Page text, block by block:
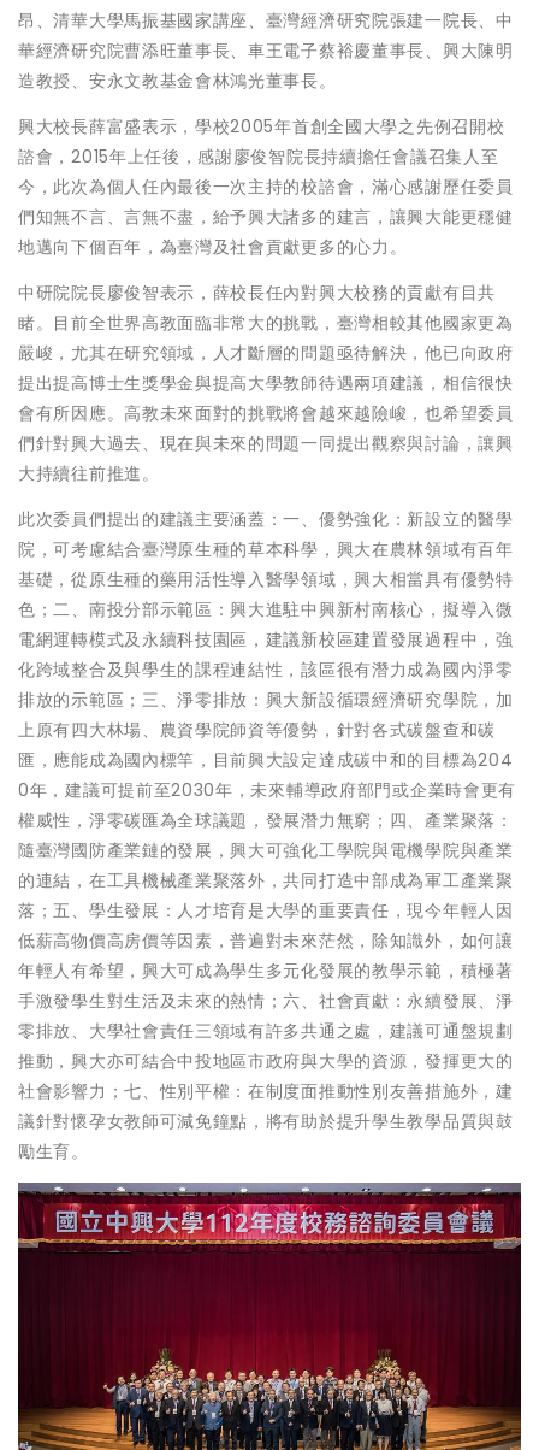
昂、清華大學馬振基國家講座、臺灣經濟研究院張建一院長、中
華經濟研究院曹添旺董事長、車王電子蔡裕慶董事長、興大陳明
造教授、安永文教基金會林鴻光董事長。
興大校長薛富盛表示，學校2005年首創全國大學之先例召開校
諮會，2015年上任後，感謝廖俊智院長持續擔任會議召集人至
今，此次為個人任內最後一次主持的校諮會，滿心感謝歷任委員
們知無不言、言無不盡，給予興大諸多的建言，讓興大能更穩健
地邁向下個百年，為臺灣及社會貢獻更多的心力。
中研院院長廖俊智表示，薛校長任內對興大校務的貢獻有目共
睹。目前全世界高教面臨非常大的挑戰，臺灣相較其他國家更為
嚴峻，尤其在研究領域，人才斷層的問題亟待解決，他已向政府
提出提高博士生獎學金與提高大學教師待遇兩項建議，相信很快
會有所因應。高教未來面對的挑戰將會越來越險峻，也希望委員
們針對興大過去、現在與未來的問題一同提出觀察與討論，讓興
大持續往前推進。
此次委員們提出的建議主要涵蓋：一、優勢強化：新設立的醫學
院，可考慮結合臺灣原生種的草本科學，興大在農林領域有百年
基礎，從原生種的藥用活性導入醫學領域，興大相當具有優勢特
色；二、南投分部示範區：興大進駐中興新村南核心，擬導入微
電網運轉模式及永續科技園區，建議新校區建置發展過程中，強
化跨域整合及與學生的課程連結性，該區很有潛力成為國內淨零
排放的示範區；三、淨零排放：興大新設循環經濟研究學院，加
上原有四大林場、農資學院師資等優勢，針對各式碳盤查和碳
匯，應能成為國內標竿，目前興大設定達成碳中和的目標為204
0年，建議可提前至2030年，未來輔導政府部門或企業時會更有
權威性，淨零碳匯為全球議題，發展潛力無窮；四、產業聚落：
隨臺灣國防產業鏈的發展，興大可強化工學院與電機學院與產業
的連結，在工具機械產業聚落外，共同打造中部成為軍工產業聚
落；五、學生發展：人才培育是大學的重要責任，現今年輕人因
低薪高物價高房價等因素，普遍對未來茫然，除知識外，如何讓
年輕人有希望，興大可成為學生多元化發展的教學示範，積極著
手激發學生對生活及未來的熱情；六、社會貢獻：永續發展、淨
零排放、大學社會責任三領域有許多共通之處，建議可通盤規劃
推動，興大亦可結合中投地區市政府與大學的資源，發揮更大的
社會影響力；七、性別平權：在制度面推動性別友善措施外，建
議針對懷孕女教師可減免鐘點，將有助於提升學生教學品質與鼓
勵生育。